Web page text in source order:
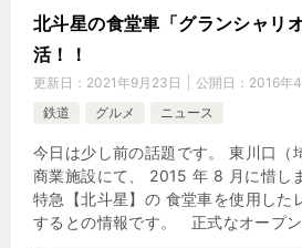
北斗星の食堂車「グランシャリ
活！！
更新日： 2021年9月23日 公開日： 2016年
鉄道
グルメ ニュース
今日は少し前の話題です。 東川口（
商業施設にて、 2015 年 8 月に惜し
特急【北斗星】の 食堂車を使用した
するとの情報です。 正式なオープ